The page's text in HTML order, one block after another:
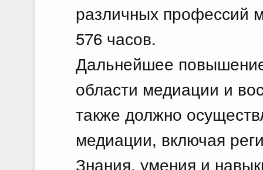
различных профессий
576 часов.
Дальнейшее
области медиации и
также должно
медиации, включая
Знания, умения и